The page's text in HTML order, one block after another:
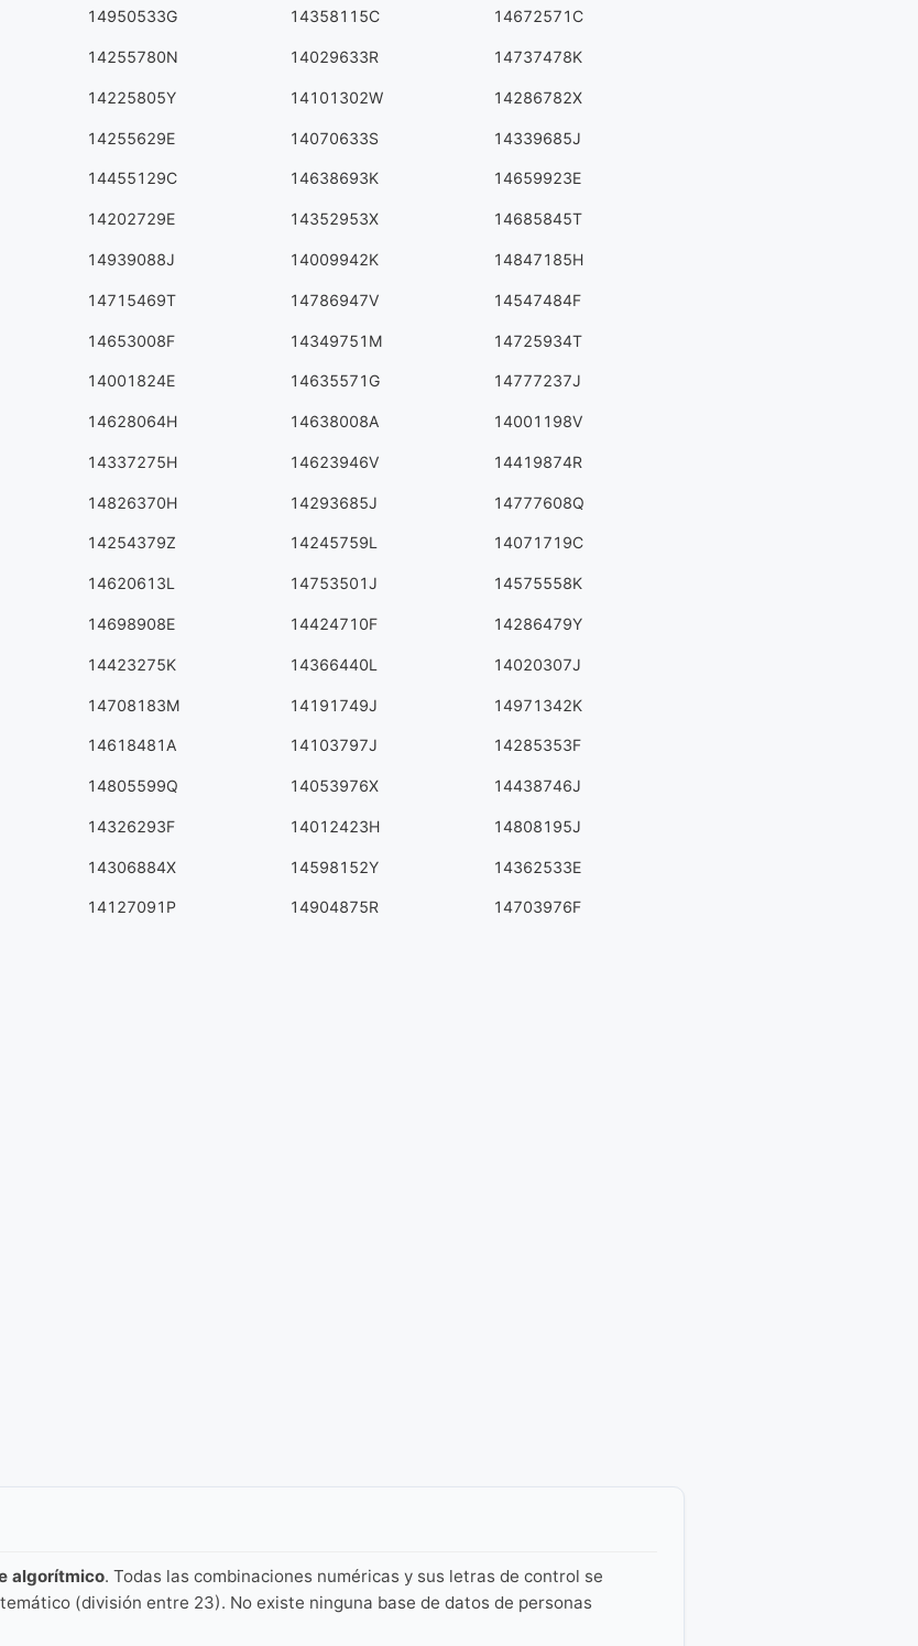
14950533G 14358115C 14672571C
14255780N 14029633R 14737478K
14225805Y 14101302W 14286782X
14255629E 14070633S 14339685J
14455129C 14638693K 14659923E
14202729E 14352953X 14685845T
14939088J 14009942K 14847185H
14715469T 14786947V 14547484F
14653008F 14349751M 14725934T
14001824E 14635571G 14777237J
14628064H 14638008A 14001198V
14337275H 14623946V 14419874R
14826370H 14293685J 14777608Q
14254379Z 14245759L 14071719C
14620613L 14753501J 14575558K
14698908E 14424710F 14286479Y
14423275K 14366440L 14020307J
14708183M 14191749J 14971342K
14618481A 14103797J 14285353F
14805599Q 14053976X 14438746J
14326293F 14012423H 14808195J
14306884X 14598152Y 14362533E
14127091P 14904875R 14703976F
algorítmico. Todas las combinaciones numéricas y sus letras de control se
(división entre 23). No existe ninguna base de datos de personas